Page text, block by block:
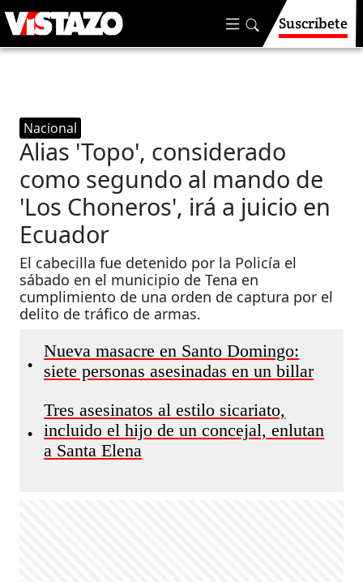
Suscríbete
Nacional
Alias 'Topo', considerado
como segundo al mando de
'Los Choneros', irá a juicio en
Ecuador
El cabecilla fue detenido por la Policía el
sábado en el municipio de Tena en
cumplimiento de una orden de captura por el
delito de tráfico de armas.
•
Nueva masacre en Santo Domingo:
siete personas asesinadas en un billar
•
Tres asesinatos al estilo sicariato,
incluido el hijo de un concejal, enlutan
a Santa Elena